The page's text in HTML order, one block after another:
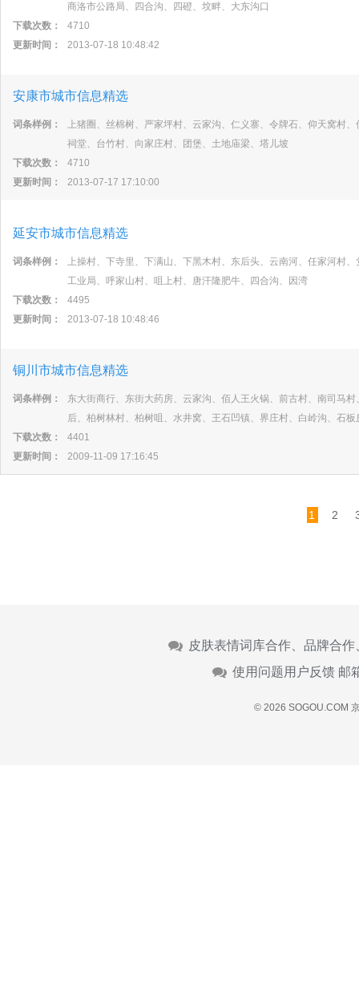
商洛市公路局、四合沟、四磴、坟畔、大东沟口
下载次数：
4710
更新时间：
2013-07-18 10:48:42
安康市城市信息精选
词条样例：
上猪圈、丝棉树、严家坪村、云家沟、仁义寨、令牌石、仰天窝村
祠堂、台竹村、向家庄村、团堡、土地庙梁、塔儿坡
下载次数：
4710
更新时间：
2013-07-17 17:10:00
延安市城市信息精选
词条样例：
上操村、下寺里、下满山、下黑木村、东后头、云南河、任家河村
工业局、呼家山村、咀上村、唐汗隆肥牛、四合沟、因湾
下载次数：
4495
更新时间：
2013-07-18 10:48:46
铜川市城市信息精选
词条样例：
东大街商行、东街大药房、云家沟、佰人王火锅、前古村、南司马
后、柏树林村、柏树咀、水井窝、王石凹镇、界庄村、白岭沟、石板
下载次数：
4401
更新时间：
2009-11-09 17:16:45
1 2
皮肤表情词库合作、品牌合
使用问题用户反馈 邮
© 2026 SOGOU.COM